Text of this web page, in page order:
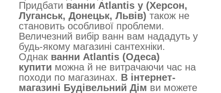
Придбати ванни Atlantis у (Херсон,
Луганськ, Донецьк, Львів) також не
становить особливої проблеми.
Величезний вибір ванн вам нададуть у
будь-якому магазині сантехніки.
Однак ванни Atlantis (Одеса)
купити можна й не витрачаючи час на
походи по магазинах. В інтернет-
магазині Будівельний Дім ви можете